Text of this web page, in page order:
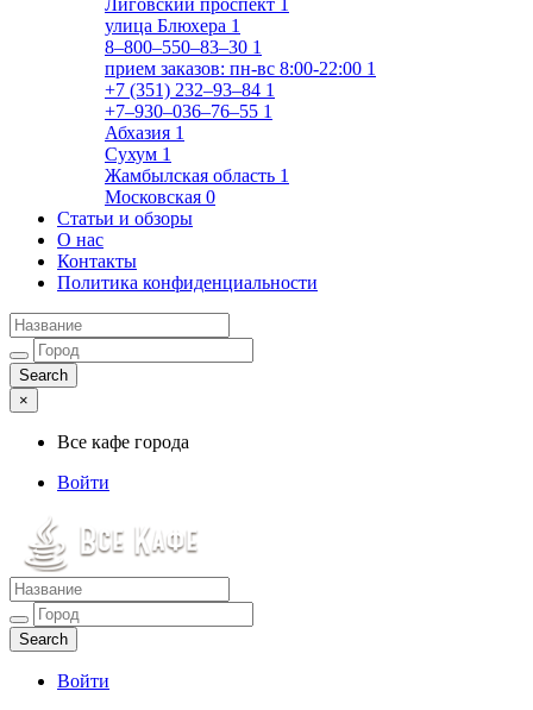
Лиговский проспект 1
улица Блюхера 1
8‒800‒550‒83‒30 1
прием заказов: пн-вс 8:00-22:00 1
+7 (351) 232‒93‒84 1
+7‒930‒036‒76‒55 1
Абхазия 1
Сухум 1
Жамбылская область 1
Московская 0
Статьи и обзоры
О нас
Контакты
Политика конфиденциальности
×
Все кафе города
Войти
Все кафе города
Каталог хороших кафе
Войти